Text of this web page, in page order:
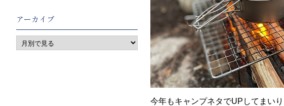
今年もキャンプネタでUPしてまいり
アーカイブ